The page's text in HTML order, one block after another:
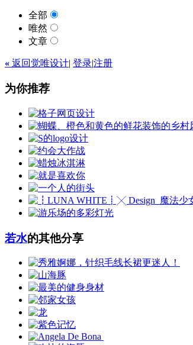
全部
唯然
文章
« 返回觉唯设计| 登录|注册
为你推荐
若水的其他分享